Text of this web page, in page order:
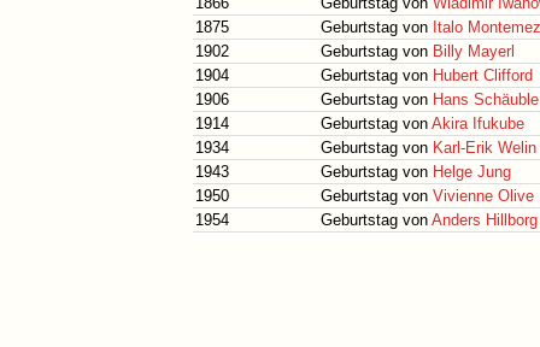
1875
Geburtstag von Italo
1902
Geburtstag von Billy Mayerl
1904
Geburtstag von Hubert Clifford
1906
Geburtstag von Hans Schäuble
1914
Geburtstag von Akira Ifukube
1934
Geburtstag von Karl-Erik Welin
1943
Geburtstag von Helge Jung
1950
Geburtstag von Vivienne Olive
1954
Geburtstag von Anders Hillborg